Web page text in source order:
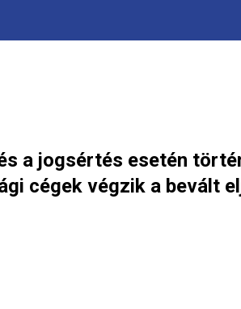
a jogsértés esetén
cégek végzik a bevált